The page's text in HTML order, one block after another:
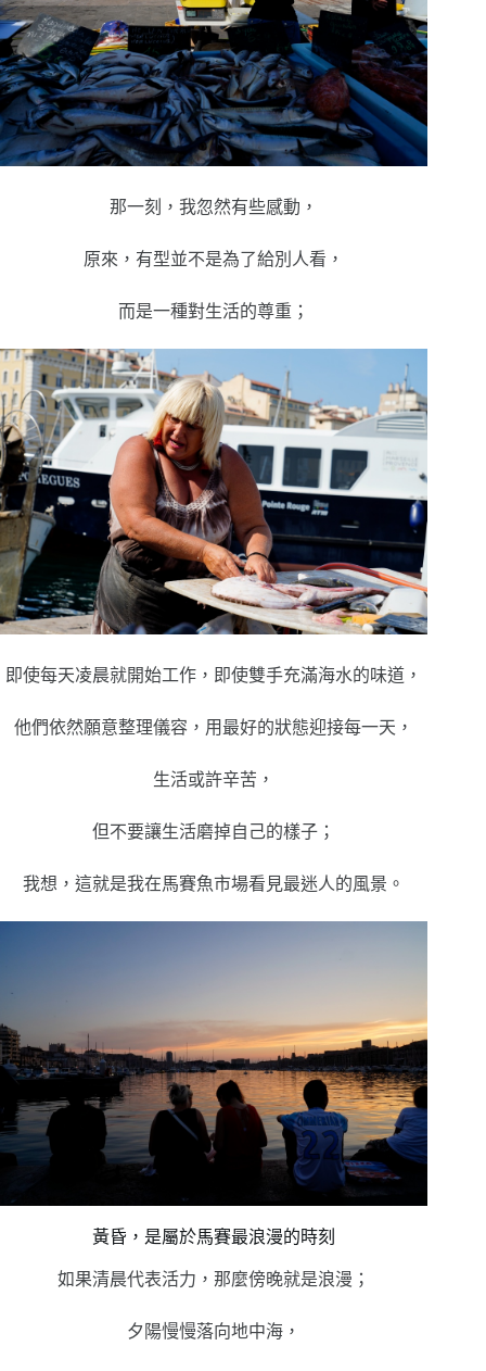
那一刻，我忽然有些感動，
原來，有型並不是為了給別人看，
而是一種對生活的尊重；
即使每天凌晨就開始工作，即使雙手充滿海水的味道，
他們依然願意整理儀容，用最好的狀態迎接每一天，
生活或許辛苦，
但不要讓生活磨掉自己的樣子；
我想，這就是我在馬賽魚市場看見最迷人的風景。
黃昏，是屬於馬賽最浪漫的時刻
如果清晨代表活力，那麼傍晚就是浪漫；
夕陽慢慢落向地中海，